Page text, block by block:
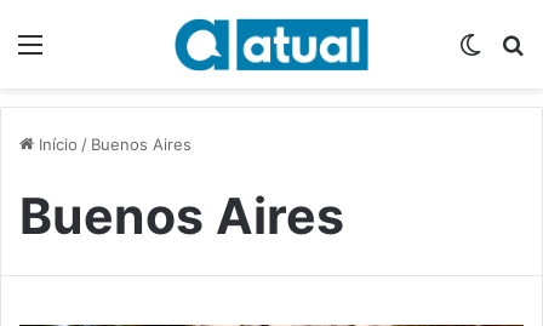
Início / Buenos Aires
Buenos Aires